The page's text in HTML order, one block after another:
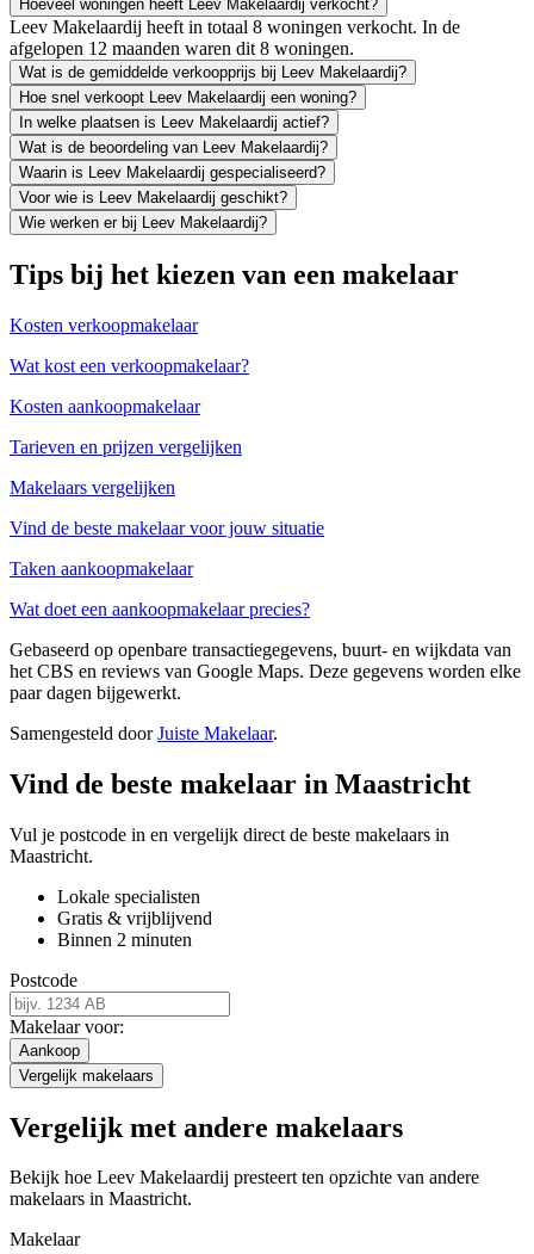
Hoeveel woningen heeft Leev Makelaardij verkocht?
Leev Makelaardij heeft in totaal 8 woningen verkocht. In de
afgelopen 12 maanden waren dit 8 woningen.
Wat is de gemiddelde verkoopprijs bij Leev Makelaardij?
Hoe snel verkoopt Leev Makelaardij een woning?
In welke plaatsen is Leev Makelaardij actief?
Wat is de beoordeling van Leev Makelaardij?
Waarin is Leev Makelaardij gespecialiseerd?
Voor wie is Leev Makelaardij geschikt?
Wie werken er bij Leev Makelaardij?
Tips bij het kiezen van een makelaar
Kosten verkoopmakelaar
Wat kost een verkoopmakelaar?
Kosten aankoopmakelaar
Tarieven en prijzen vergelijken
Makelaars vergelijken
Vind de beste makelaar voor jouw situatie
Taken aankoopmakelaar
Wat doet een aankoopmakelaar precies?
Gebaseerd op openbare transactiegegevens, buurt- en wijkdata van
het CBS en reviews van Google Maps. Deze gegevens worden elke
paar dagen bijgewerkt.
Samengesteld doorJuiste Makelaar.
Vind de beste makelaar in Maastricht
Vul je postcode in en vergelijk direct de beste makelaars in
Maastricht.
Lokale specialisten
Gratis & vrijblijvend
Binnen 2 minuten
Postcode
Makelaar voor:
Aankoop
Vergelijk makelaars
Vergelijk met andere makelaars
Bekijk hoe Leev Makelaardij presteert ten opzichte van andere
makelaars in Maastricht.
Makelaar